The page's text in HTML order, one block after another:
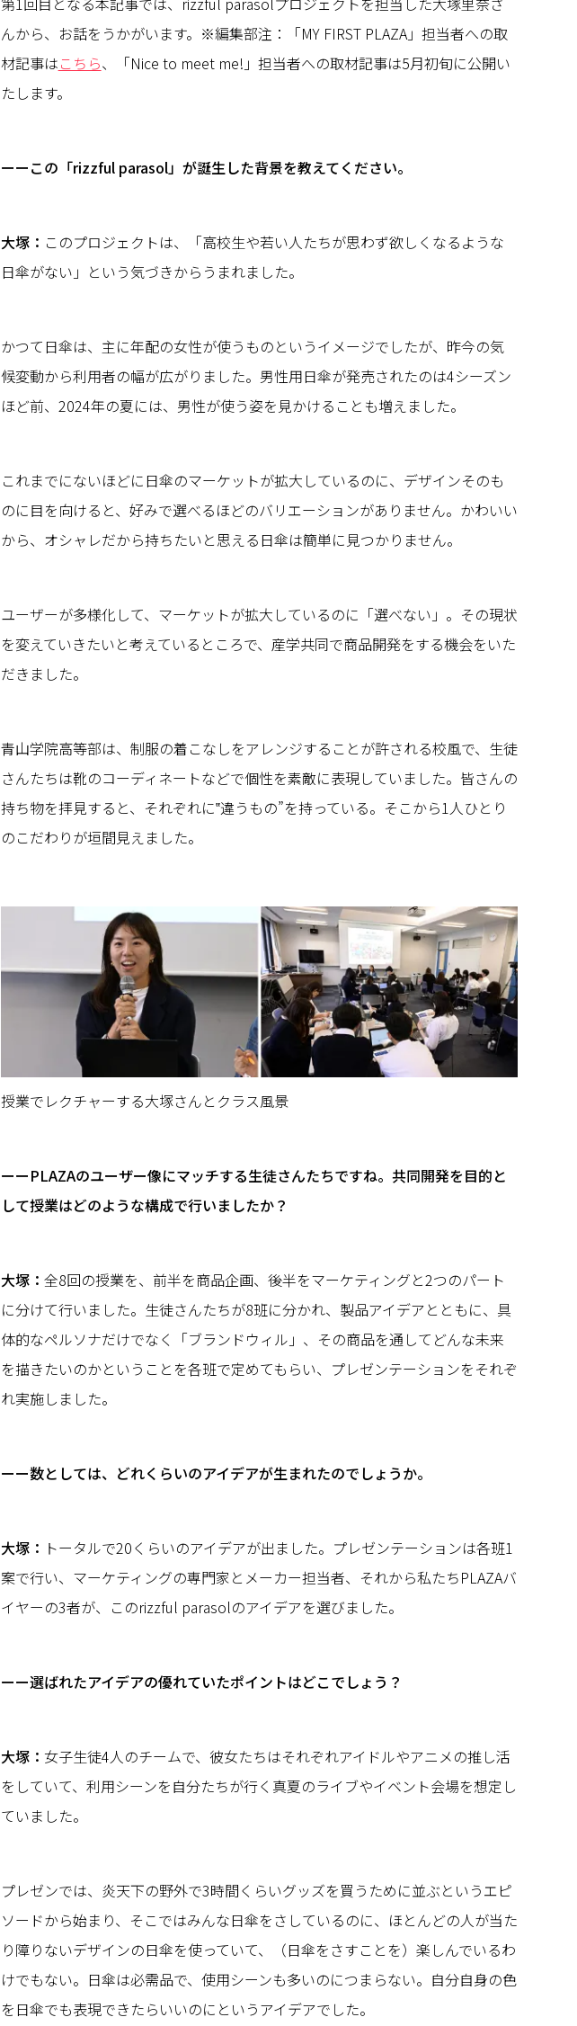
んから、お話をうかがいます。※編集部注：「MY FIRST PLAZA」担当者への取
材記事はこちら、「Nice to meet me!」担当者への取材記事は5月初旬に公開い
たします。
ーーこの「rizzful parasol」が誕生した背景を教えてください。
大塚： このプロジェクトは、「高校生や若い人たちが思わず欲しくなるような
日傘がない」という気づきからうまれました。
かつて日傘は、主に年配の女性が使うものというイメージでしたが、昨今の気
候変動から利用者の幅が広がりました。男性用日傘が発売されたのは4シーズン
ほど前、2024年の夏には、男性が使う姿を見かけることも増えました。
これまでにないほどに日傘のマーケットが拡大しているのに、デザインそのも
のに目を向けると、好みで選べるほどのバリエーションがありません。かわいい
から、オシャレだから持ちたいと思える日傘は簡単に見つかりません。
ユーザーが多様化して、マーケットが拡大しているのに「選べない」。その現状
を変えていきたいと考えているところで、産学共同で商品開発をする機会をいた
だきました。
青山学院高等部は、制服の着こなしをアレンジすることが許される校風で、生徒
さんたちは靴のコーディネートなどで個性を素敵に表現していました。皆さんの
持ち物を拝見すると、それぞれに‟違うもの”を持っている。そこから1人ひとり
のこだわりが垣間見えました。
授業でレクチャーする大塚さんとクラス風景
ーーPLAZAのユーザー像にマッチする生徒さんたちですね。共同開発を目的と
して授業はどのような構成で行いましたか？
大塚： 全8回の授業を、前半を商品企画、後半をマーケティングと2つのパート
に分けて行いました。生徒さんたちが8班に分かれ、製品アイデアとともに、具
体的なペルソナだけでなく「ブランドウィル」、その商品を通してどんな未来
を描きたいのかということを各班で定めてもらい、プレゼンテーションをそれぞ
れ実施しました。
ーー数としては、どれくらいのアイデアが生まれたのでしょうか。
大塚： トータルで20くらいのアイデアが出ました。プレゼンテーションは各班1
案で行い、マーケティングの専門家とメーカー担当者、それから私たちPLAZAバ
イヤーの3者が、このrizzful parasolのアイデアを選びました。
ーー選ばれたアイデアの優れていたポイントはどこでしょう？
大塚： 女子生徒4人のチームで、彼女たちはそれぞれアイドルやアニメの推し活
をしていて、利用シーンを自分たちが行く真夏のライブやイベント会場を想定し
ていました。
プレゼンでは、炎天下の野外で3時間くらいグッズを買うために並ぶというエピ
ソードから始まり、そこではみんな日傘をさしているのに、ほとんどの人が当た
り障りないデザインの日傘を使っていて、（日傘をさすことを）楽しんでいるわ
けでもない。日傘は必需品で、使用シーンも多いのにつまらない。自分自身の色
を日傘でも表現できたらいいのにというアイデアでした。